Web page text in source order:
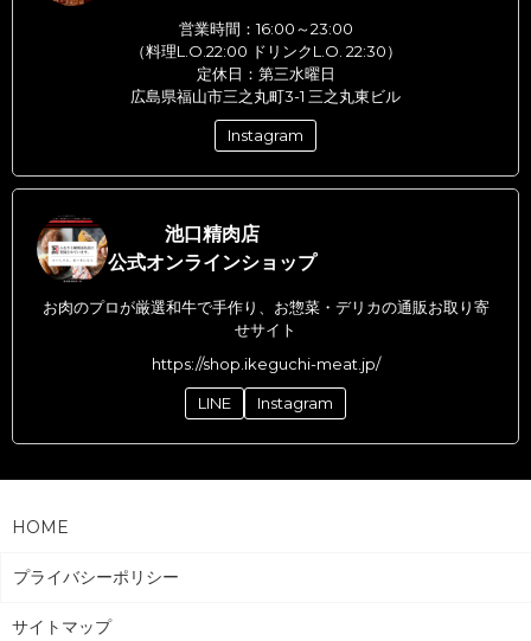
営業時間：16:00～23:00
（料理L.O.22:00 ドリンクL.O. 22:30）
定休日：第三水曜日
広島県福山市三之丸町3-1 三之丸東ビル
Instagram
池口精肉店
公式オンラインショップ
お肉のプロが厳選和牛で手作り、お惣菜・デリカの通販お取り寄
せサイト
https://shop.ikeguchi-meat.jp/
LINE Instagram
HOME
プライバシーポリシー
サイトマップ